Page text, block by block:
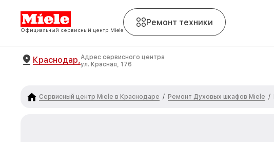
Официальный сервисный центр Miele
Ремонт техники
Краснодар,Адрес сервисного центра
ул. Красная, 176
Сервисный центр Miele в Краснодаре / Ремонт Духовых шкафов Miele /